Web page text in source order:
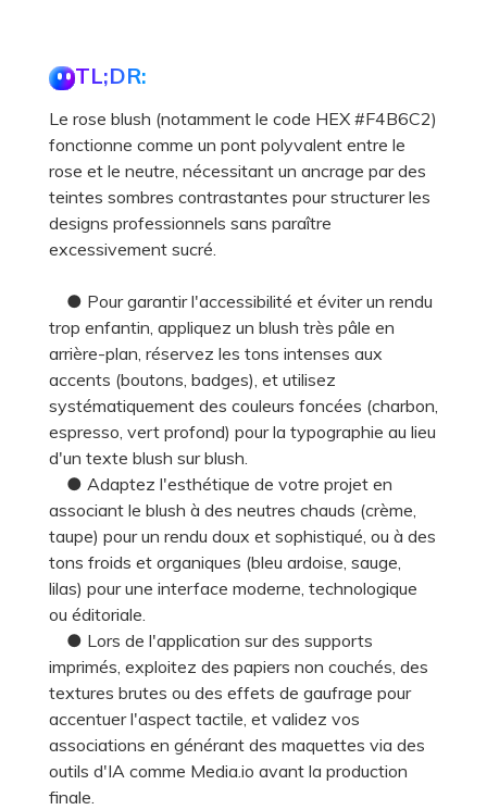
TL;DR:
Le rose blush (notamment le code HEX #F4B6C2)
fonctionne comme un pont polyvalent entre le
rose et le neutre, nécessitant un ancrage par des
teintes sombres contrastantes pour structurer les
designs professionnels sans paraître
excessivement sucré.
● Pour garantir l'accessibilité et éviter un rendu
trop enfantin, appliquez un blush très pâle en
arrière-plan, réservez les tons intenses aux
accents (boutons, badges), et utilisez
systématiquement des couleurs foncées (charbon,
espresso, vert profond) pour la typographie au lieu
d'un texte blush sur blush.
● Adaptez l'esthétique de votre projet en
associant le blush à des neutres chauds (crème,
taupe) pour un rendu doux et sophistiqué, ou à des
tons froids et organiques (bleu ardoise, sauge,
lilas) pour une interface moderne, technologique
ou éditoriale.
● Lors de l'application sur des supports
imprimés, exploitez des papiers non couchés, des
textures brutes ou des effets de gaufrage pour
accentuer l'aspect tactile, et validez vos
associations en générant des maquettes via des
outils d'IA comme Media.io avant la production
finale.